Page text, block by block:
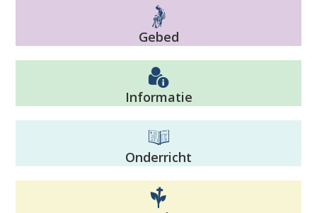
Gebed
Informatie
Onderricht